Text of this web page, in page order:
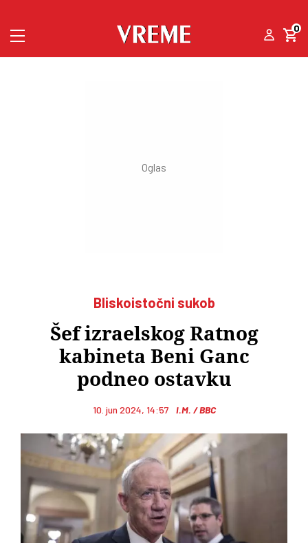
0
Bliskoistočni sukob
Šef izraelskog Ratnog
kabineta Beni Ganc
podneo ostavku
10. jun 2024, 14:57 I.M. / BBC